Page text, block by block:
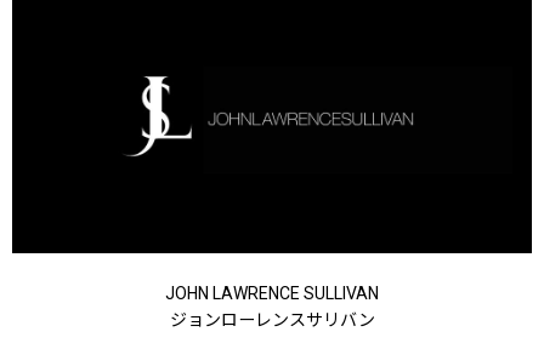
JOHN LAWRENCE SULLIVAN
ジョンローレンスサリバン